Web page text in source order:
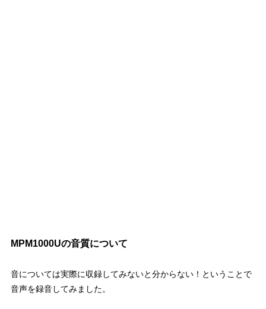
MPM1000Uの音質について
音については実際に収録してみないと分からない！ということで
音声を録音してみました。